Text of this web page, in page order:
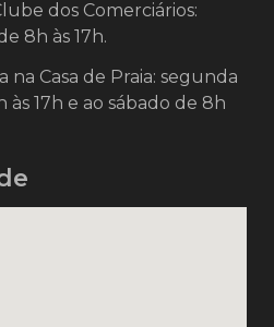
dos Comerciários:
8h às 17h.
na Casa de Praia: segunda
às 17h e ao sábado de 8h